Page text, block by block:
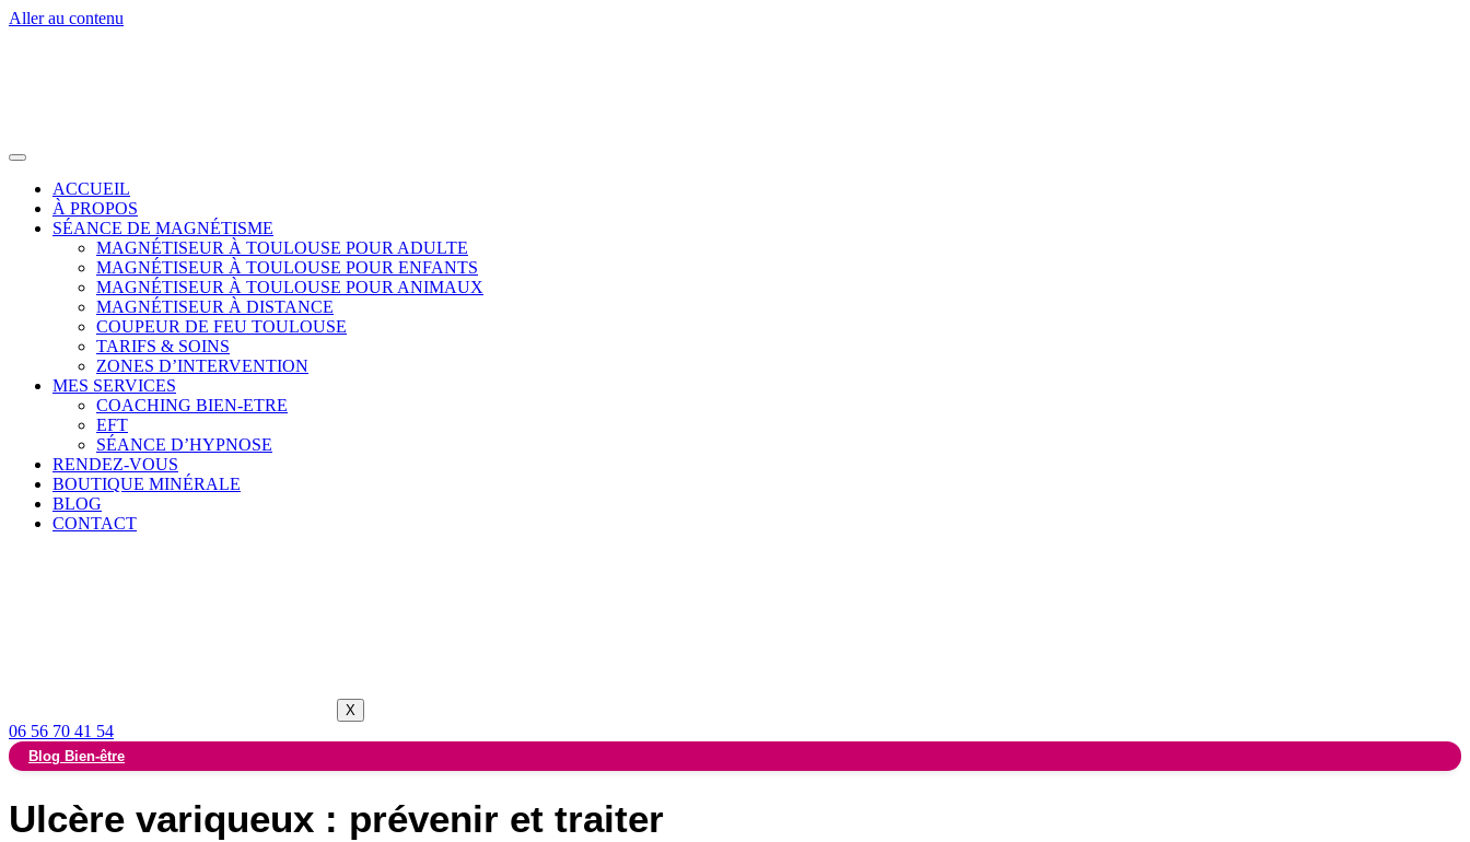
Aller au contenu
ACCUEIL
À PROPOS
SÉANCE DE MAGNÉTISME
MAGNÉTISEUR À TOULOUSE POUR ADULTE
MAGNÉTISEUR À TOULOUSE POUR ENFANTS
MAGNÉTISEUR À TOULOUSE POUR ANIMAUX
MAGNÉTISEUR À DISTANCE
COUPEUR DE FEU TOULOUSE
TARIFS & SOINS
ZONES D’INTERVENTION
MES SERVICES
COACHING BIEN-ETRE
EFT
SÉANCE D’HYPNOSE
RENDEZ-VOUS
BOUTIQUE MINÉRALE
BLOG
CONTACT
X
06 56 70 41 54
Blog Bien-être
Ulcère variqueux : prévenir et traiter